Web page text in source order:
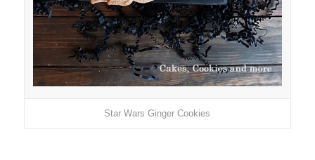
Star Wars Ginger Cookies